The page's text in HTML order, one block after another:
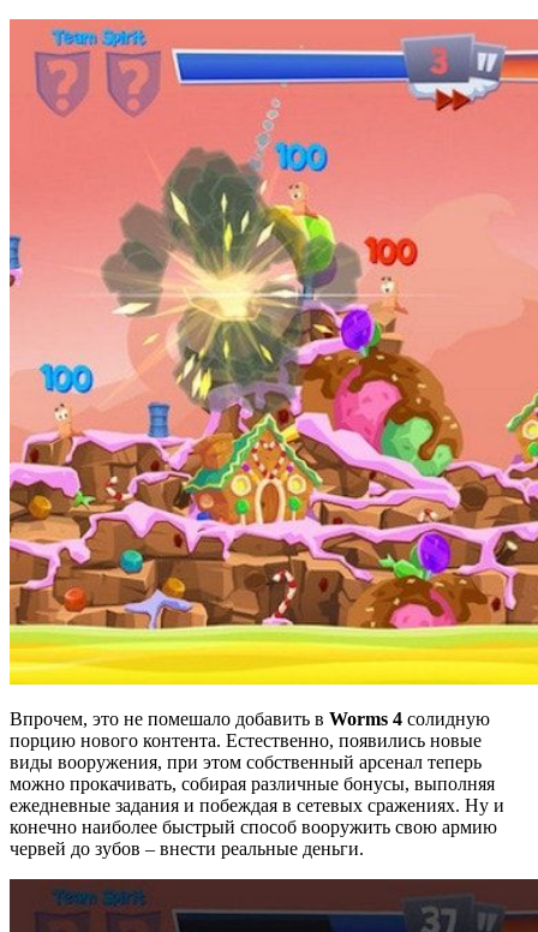
Впрочем, это не помешало добавить в Worms 4 солидную
порцию нового контента. Естественно, появились новые
виды вооружения, при этом собственный арсенал теперь
можно прокачивать, собирая различные бонусы, выполняя
ежедневные задания и побеждая в сетевых сражениях. Ну и
конечно наиболее быстрый способ вооружить свою армию
червей до зубов – внести реальные деньги.